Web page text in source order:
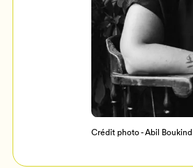
Programmation
Crédit photo - Abil Boukind